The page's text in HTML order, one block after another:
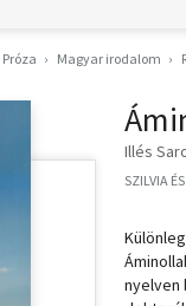
Próza Magyar irodalom
Illés
SZILVIA
nyelven